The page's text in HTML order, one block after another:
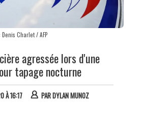
Charlet / AFP
agressée lors d'une
tapage nocturne
À 16:17 PARDYLAN MUNOZ